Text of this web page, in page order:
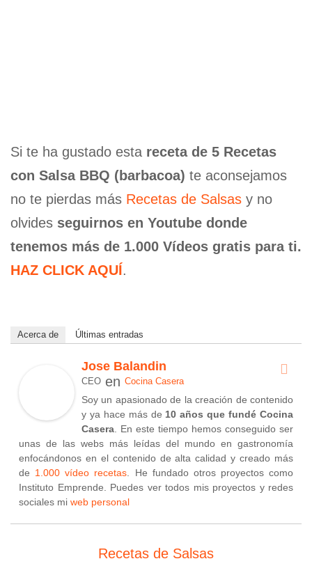
Si te ha gustado esta receta de 5 Recetas
con Salsa BBQ (barbacoa) te aconsejamos
no te pierdas más Recetas de Salsas y no
olvides seguirnos en Youtube donde
tenemos más de 1.000 Vídeos gratis para ti.
HAZ CLICK AQUÍ.
Acerca de Últimas entradas
Jose Balandin
CEO en Cocina Casera
Soy un apasionado de la creación de contenido
y ya hace más de 10 años que fundé Cocina
Casera . En este tiempo hemos conseguido ser
unas de las webs más leídas del mundo en gastronomía
enfocándonos en el contenido de alta calidad y creado más
de 1.000 vídeo recetas . He fundado otros proyectos como
Instituto Emprende. Puedes ver todos mis proyectos y redes
sociales mi web personal
Recetas de Salsas